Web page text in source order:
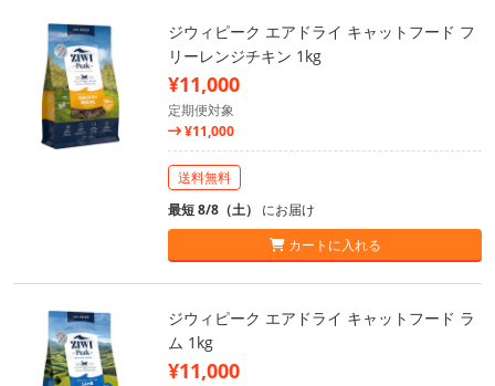
ジウィピーク エアドライ キャットフード フ
リーレンジチキン 1kg
¥11,000
定期便対象
¥11,000
送料無料
最短 8/8（土） にお届け
カートに入れる
ジウィピーク エアドライ キャットフード ラ
ム 1kg
¥11,000